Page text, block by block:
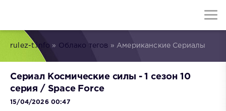
rulez-t.info » Облако тегов » Американские Сериалы
Сериал Космические силы - 1 сезон 10
серия / Space Force
15/04/2026 00:47